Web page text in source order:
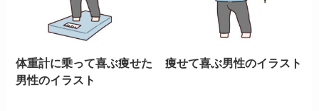
体重計に乗って喜ぶ痩せた
男性のイラスト
痩せて喜ぶ男性のイラスト